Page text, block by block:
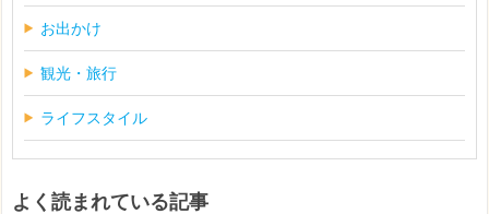
お出かけ
観光・旅行
ライフスタイル
よく読まれている記事